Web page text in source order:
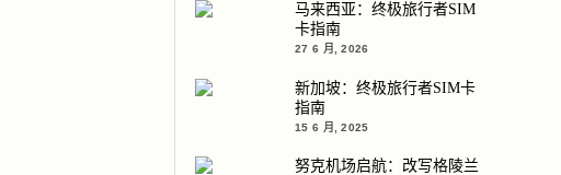
马来西亚：终极旅行者SIM
卡指南
27 6 月, 2026
新加坡：终极旅行者SIM卡
指南
15 6 月, 2025
努克机场启航：改写格陵兰